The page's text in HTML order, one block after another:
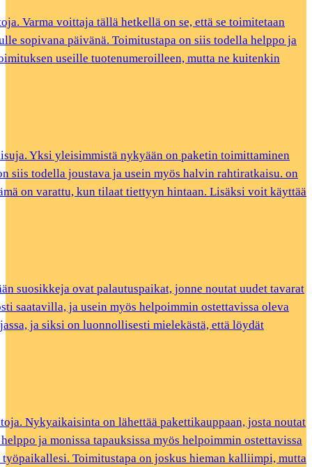
Varma voittaja tällä hetkellä on se, että se toimitetaan
sopivana päivänä. Toimitustapa on siis todella helppo ja
useille tuotenumeroilleen, mutta ne kuitenkin
Yksi yleisimmistä nykyään on paketin toimittaminen
siis todella joustava ja usein myös halvin rahtiratkaisu. on
on varattu, kun tilaat tiettyyn hintaan. Lisäksi voit käyttää
suosikkeja ovat palautuspaikat, jonne noutat uudet tavarat
saatavilla, ja usein myös helpoimmin ostettavissa oleva
ja siksi on luonnollisesti mielekästä, että löydät
Nykyaikaisinta on lähettää pakettikauppaan, josta noutat
ja monissa tapauksissa myös helpoimmin ostettavissa
Toimitustapa on joskus hieman kalliimpi, mutta